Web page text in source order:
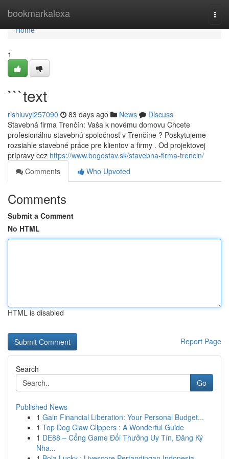
bookmarkalexa
Home
Home
1
```text
rishiuvyi257090 83 days ago News
Discuss
Stavebná firma Trenčín: Vaša k novému domovu Chcete
profesionálnu stavebnú spoločnosť v Trenčíne ? Poskytujeme
rozsiahle stavebné práce pre klientov a firmy . Od projektovej
prípravy cez https://www.bogostav.sk/stavebna-firma-trencin/
Comments
Who Upvoted
Comments
Submit a Comment
No HTML
HTML is disabled
Report Page
Search
Go
Published News
1 Gain Financial Liberation: Your Personal Budget...
1 Top Dog Claw Clippers : A Wonderful Guide
1 DE88 – Cổng Game Đổi Thưởng Uy Tín, Đăng Ký
Nha...